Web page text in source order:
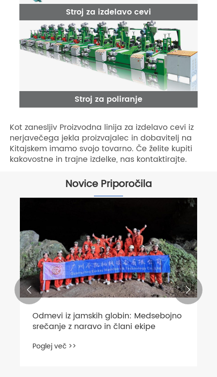
Stroj za izdelavo cevi
Stroj za poliranje
Kot zanesljiv Proizvodna linija za izdelavo cevi iz
nerjavečega jekla proizvajalec in dobavitelj na
Kitajskem imamo svojo tovarno. Če želite kupiti
kakovostne in trajne izdelke, nas kontaktirajte.
Novice Priporočila
Odmevi iz jamskih globin: Medsebojno
srečanje z naravo in člani ekipe
Poglej več >>
 